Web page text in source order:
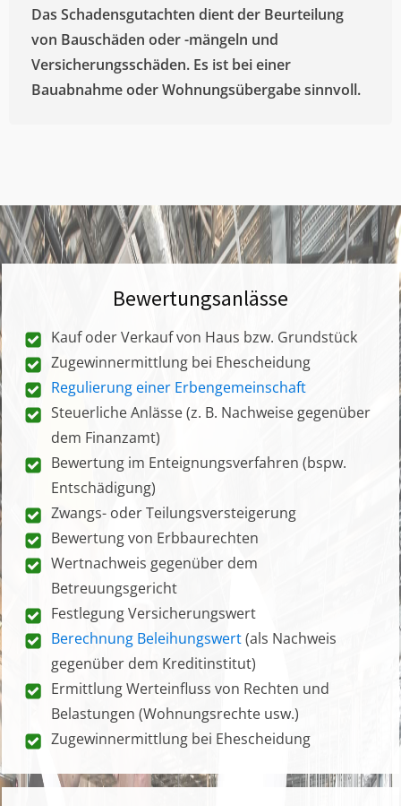
Das Schadensgutachten dient der Beurteilung
von Bauschäden oder -mängeln und
Versicherungsschäden. Es ist bei einer
Bauabnahme oder Wohnungsübergabe sinnvoll.
Bewertungsanlässe
Kauf oder Verkauf von Haus bzw. Grundstück
Zugewinnermittlung bei Ehescheidung
Regulierung einer Erbengemeinschaft
Steuerliche Anlässe (z. B. Nachweise gegenüber
dem Finanzamt)
Bewertung im Enteignungsverfahren (bspw.
Entschädigung)
Zwangs- oder Teilungsversteigerung
Bewertung von Erbbaurechten
Wertnachweis gegenüber dem
Betreuungsgericht
Festlegung Versicherungswert
Berechnung Beleihungswert(als Nachweis
gegenüber dem Kreditinstitut)
Ermittlung Werteinfluss von Rechten und
Belastungen (Wohnungsrechte usw.)
Zugewinnermittlung bei Ehescheidung